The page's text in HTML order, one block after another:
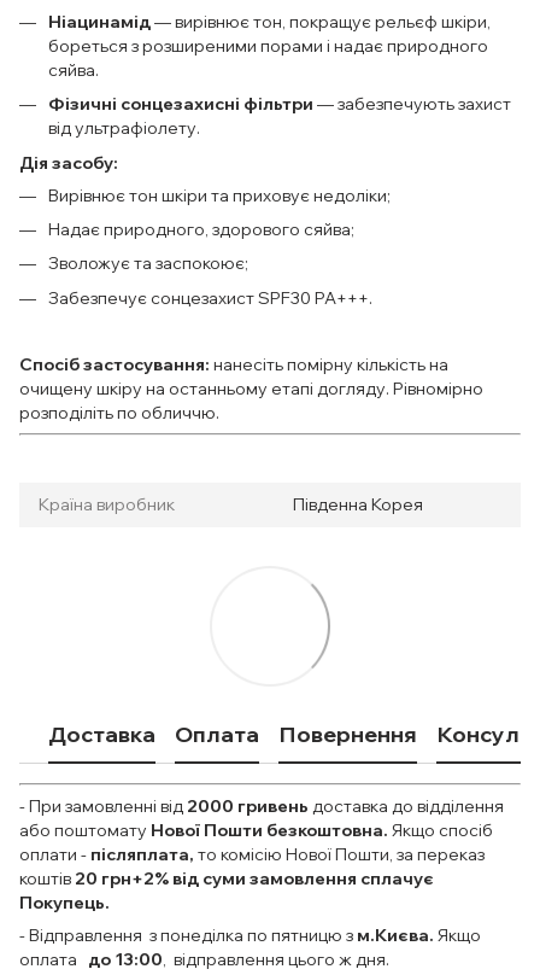
Ніацинамід— вирівнює тон, покращує рельєф шкіри,
бореться з розширеними порами і надає природного
сяйва.
Фізичні сонцезахисні фільтри — забезпечують захист
від ультрафіолету.
Дія засобу:
Вирівнює тон шкіри та приховує недоліки;
Надає природного, здорового сяйва;
Зволожує та заспокоює;
Забезпечує сонцезахист SPF30 PA+++.
Спосіб застосування: нанесіть помірну кількість на
очищену шкіру на останньому етапі догляду. Рівномірно
розподіліть по обличчю.
Країна виробник Південна Корея
Доставка Оплата Повернення
- При замовленні від 2000 гривень доставка до відділення
або поштомату Нової Пошти безкоштовна. Якщо спосіб
оплати - післяплата, то комісію Нової Пошти, за переказ
коштів 20 грн+2% від суми замовлення сплачує
Покупець.
- Відправлення з понеділка по пятницю з м.Києва. Якщо
оплата до 13:00, відправлення цього ж дня.